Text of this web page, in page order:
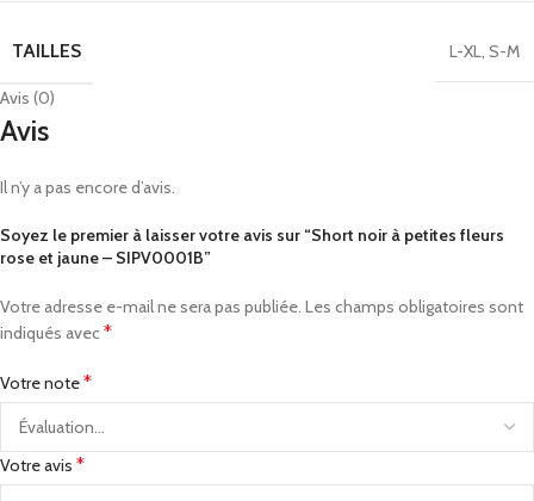
TAILLES L-XL S-M
Avis (0)
Avis
Il n’y a pas encore d’avis.
Soyez le premier à laisser votre avis sur “Short noir à petites fleurs
rose et jaune – SIPV0001B”
Votre adresse e-mail ne sera pas publiée. Les champs obligatoires sont
indiqués avec *
Votre note*
Votre avis *